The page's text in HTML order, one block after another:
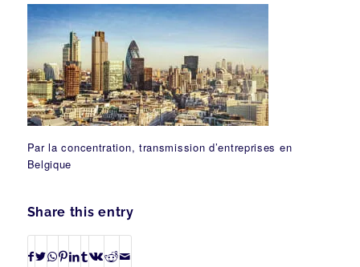
Par la concentration, transmission d’entreprises en
Belgique
Share this entry